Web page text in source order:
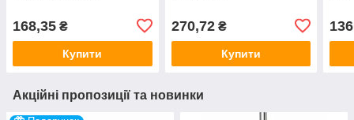
168,35 ₴
Купити
270,72₴
Купити
Акційні пропозиції та новинки